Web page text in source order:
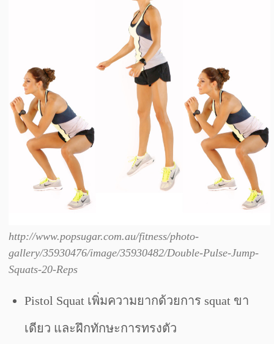
http://www.popsugar.com.au/fitness/photo-
gallery/35930476/image/35930482/Double-Pulse-Jump-
Squats-20-Reps
Pistol Squat เพิ่มความยากด้วยการ squat ขา
เดียว และฝึกทักษะการทรงตัว